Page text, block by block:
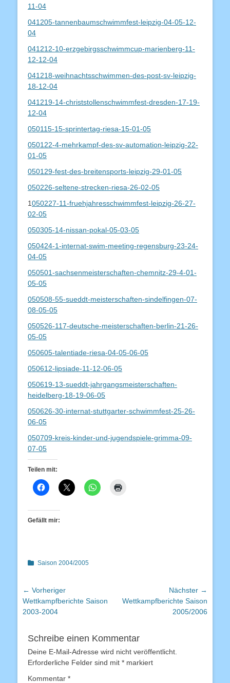
11-04
041205-tannenbaumschwimmfest-leipzig-04-05-12-
04
041212-10-erzgebirgsschwimmcup-marienberg-11-
12-12-04
041218-weihnachtsschwimmen-des-post-sv-leipzig-
18-12-04
041219-14-christstollenschwimmfest-dresden-17-19-
12-04
050115-15-sprintertag-riesa-15-01-05
050122-4-mehrkampf-des-sv-automation-leipzig-22-
01-05
050129-fest-des-breitensports-leipzig-29-01-05
050226-seltene-strecken-riesa-26-02-05
1050227-11-fruehjahresschwimmfest-leipzig-26-27-
02-05
050305-14-nissan-pokal-05-03-05
050424-1-internat-swim-meeting-regensburg-23-24-
04-05
050501-sachsenmeisterschaften-chemnitz-29-4-01-
05-05
050508-55-sueddt-meisterschaften-sindelfingen-07-
08-05-05
050526-117-deutsche-meisterschaften-berlin-21-26-
05-05
050605-talentiade-riesa-04-05-06-05
050612-lipsiade-11-12-06-05
050619-13-sueddt-jahrgangsmeisterschaften-
heidelberg-18-19-06-05
050626-30-internat-stuttgarter-schwimmfest-25-26-
06-05
050709-kreis-kinder-und-jugendspiele-grimma-09-
07-05
Teilen mit:
Gefällt mir:
Kategorien
Saison 2004/2005
Beitragsnavigation
← Vorheriger
Vorheriger
Beitrag:
Wettkampfberichte Saison
2003-2004
Nächster →
Nächster
Wettkampfberichte Saison
2005/2006
Schreibe einen Kommentar
Deine E-Mail-Adresse wird nicht veröffentlicht.
Erforderliche Felder sind mit * markiert
Kommentar *